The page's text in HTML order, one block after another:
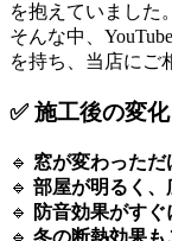
を抱えていました。
そんな中、
を持ち、当店にご
✅ 施工後の変化
🔹 窓が変わっただ
🔹 部屋が明るく、
🔹
防音効果がす
🔹 冬の断熱効果も